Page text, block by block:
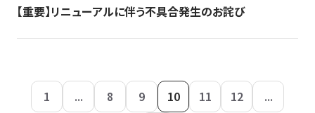
【重要】リニューアルに伴う不具合発生のお詫び
1 ... 8 9 10 11 12
...